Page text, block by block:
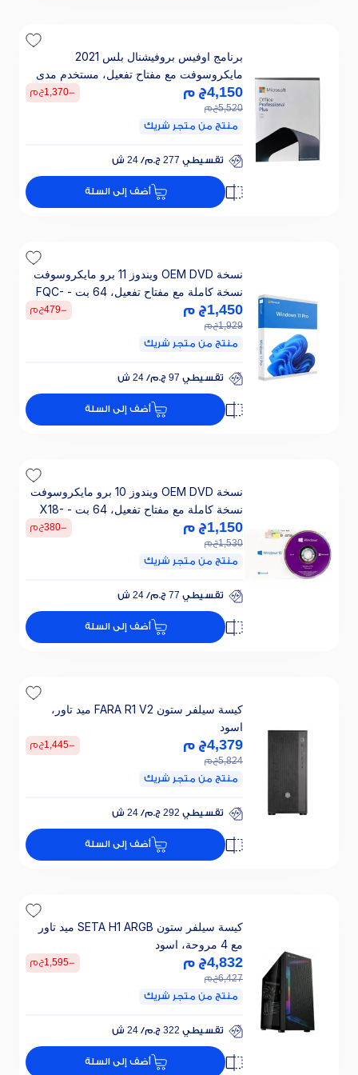
برنامج اوفيس بروفيشنال بلس 2021
مايكروسوفت مع مفتاح تفعيل، مستخدم مدى
الحياة - 32/64 بت
4,150ج م
5,520ج م
-
1,370ج م
منتج من متجر شريك
تقسيطي 277 ج.م/ 24 ش
خصم 25% على الفائدة
أضف إلى السلة
نسخة OEM DVD ويندوز 11 برو مايكروسوفت
نسخة كاملة مع مفتاح تفعيل، 64 بت - FQC-
10532
1,450ج م
1,929ج م
-
479ج م
منتج من متجر شريك
تقسيطي 97 ج.م/ 24 ش
خصم 25% على الفائدة
أضف إلى السلة
نسخة OEM DVD ويندوز 10 برو مايكروسوفت
نسخة كاملة مع مفتاح تفعيل، 64 بت - X18-
45392
1,150ج م
1,530ج م
-
380ج م
منتج من متجر شريك
تقسيطي 77 ج.م/ 24 ش
خصم 25% على الفائدة
أضف إلى السلة
كيسة سيلفر ستون FARA R1 V2 ميد تاور،
اسود
4,379ج م
5,824ج م
-
1,445ج م
منتج من متجر شريك
تقسيطي 292 ج.م/ 24 ش
خصم 25% على الفائدة
أضف إلى السلة
كيسة سيلفر ستون SETA H1 ARGB ميد تاور
مع 4 مروحة، اسود
4,832ج م
6,427ج م
-
1,595ج م
منتج من متجر شريك
تقسيطي 322 ج.م/ 24 ش
خصم 25% على الفائدة
أضف إلى السلة